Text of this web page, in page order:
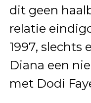
dit geen
relatie
1997, slechts
Diana een
met Dodi